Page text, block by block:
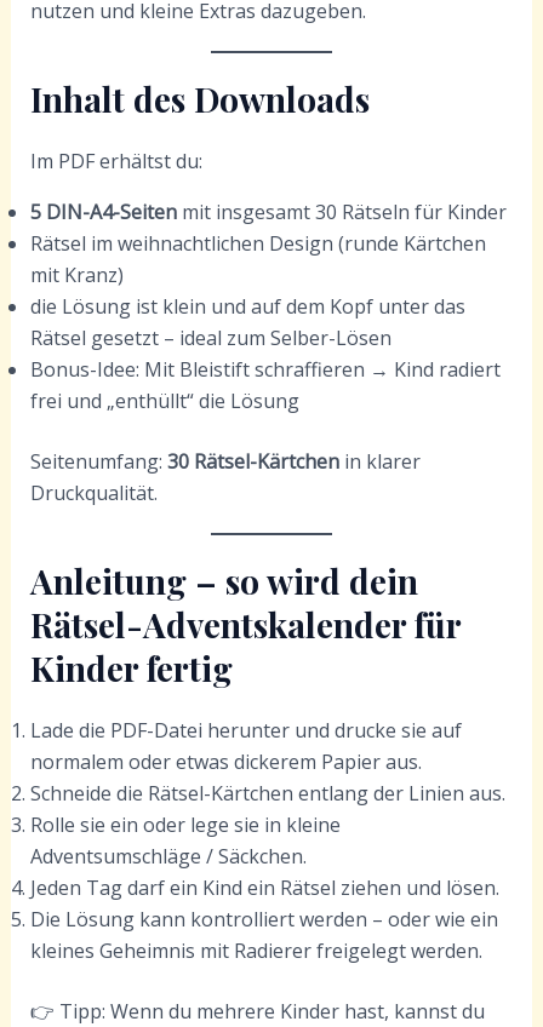
nutzen und kleine Extras dazugeben.
Inhalt des Downloads
Im PDF erhältst du:
5 DIN-A4-Seitenmit insgesamt 30 Rätseln für Kinder
Rätsel im weihnachtlichen Design (runde Kärtchen
mit Kranz)
die Lösung ist klein und auf dem Kopf unter das
Rätsel gesetzt – ideal zum Selber-Lösen
Bonus-Idee: Mit Bleistift schraffieren → Kind radiert
frei und „enthüllt“ die Lösung
Seitenumfang: 30 Rätsel-Kärtchenin klarer
Druckqualität.
Anleitung – so wird dein
Rätsel-Adventskalender für
Kinder fertig
Lade die PDF-Datei herunter und drucke sie auf
normalem oder etwas dickerem Papier aus.
Schneide die Rätsel-Kärtchen entlang der Linien aus.
Rolle sie ein oder lege sie in kleine
Adventsumschläge / Säckchen.
Jeden Tag darf ein Kind ein Rätsel ziehen und lösen.
Die Lösung kann kontrolliert werden – oder wie ein
kleines Geheimnis mit Radierer freigelegt werden.
👉 Tipp: Wenn du mehrere Kinder hast, kannst du